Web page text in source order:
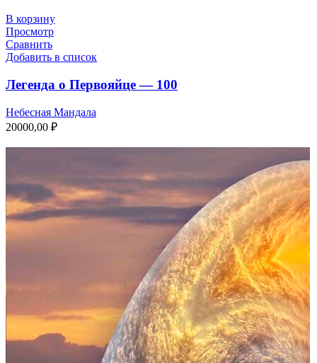
В корзину
Просмотр
Сравнить
Добавить в список
Легенда о Первояйце — 100
Небесная Мандала
20000,00 ₽